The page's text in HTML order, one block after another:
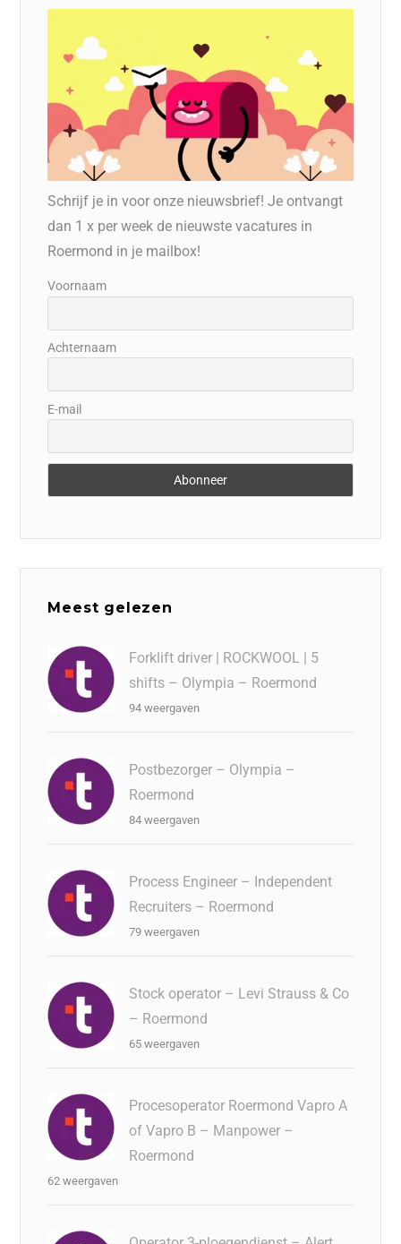
Schrijf je in voor onze nieuwsbrief! Je ontvangt
dan 1 x per week de nieuwste vacatures in
Roermond in je mailbox!
Voornaam
Achternaam
E-mail
Meest gelezen
Forklift driver | ROCKWOOL | 5
shifts – Olympia – Roermond
94 weergaven
Postbezorger – Olympia –
Roermond
84 weergaven
Process Engineer – Independent
Recruiters – Roermond
79 weergaven
Stock operator – Levi Strauss & Co
– Roermond
65 weergaven
Procesoperator Roermond Vapro A
of Vapro B – Manpower –
Roermond
62 weergaven